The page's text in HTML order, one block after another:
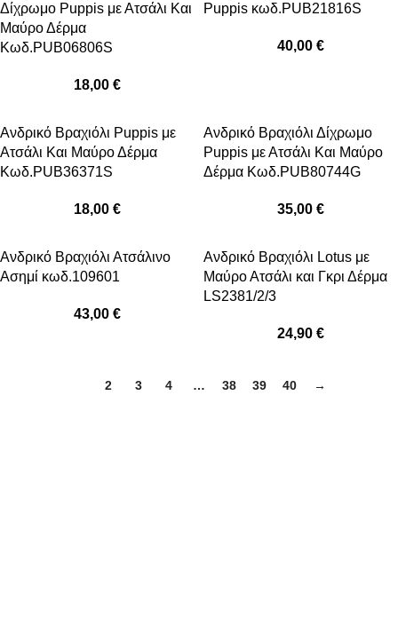
Δίχρωμο Puppis με Ατσάλι Και
Μαύρο Δέρμα
Κωδ.PUB06806S
18,00 €
Puppis κωδ.PUB21816S
40,00 €
Ανδρικό Βραχιόλι Puppis με
Ατσάλι Και Μαύρο Δέρμα
Κωδ.PUB36371S
18,00 €
Ανδρικό Βραχιόλι Δίχρωμο
Puppis με Ατσάλι Και Μαύρο
Δέρμα Κωδ.PUB80744G
35,00 €
Ανδρικό Βραχιόλι Ατσάλινο
Ασημί κωδ.109601
43,00 €
Ανδρικό Βραχιόλι Lotus με
Μαύρο Ατσάλι και Γκρι Δέρμα
LS2381/2/3
24,90 €
2 3 4 … 38 39 40 →